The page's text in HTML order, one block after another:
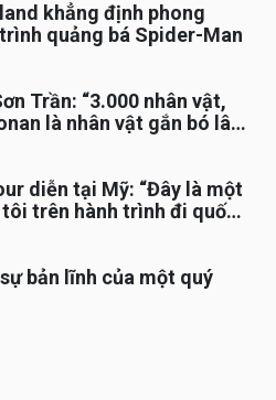
khẳng định phong
quảng bá Spider-Man
Trần: “3.000 nhân vật,
là nhân vật gắn bó lâu
diễn tại Mỹ: “Đây là một
trên hành trình đi quốc
bản lĩnh của một quý